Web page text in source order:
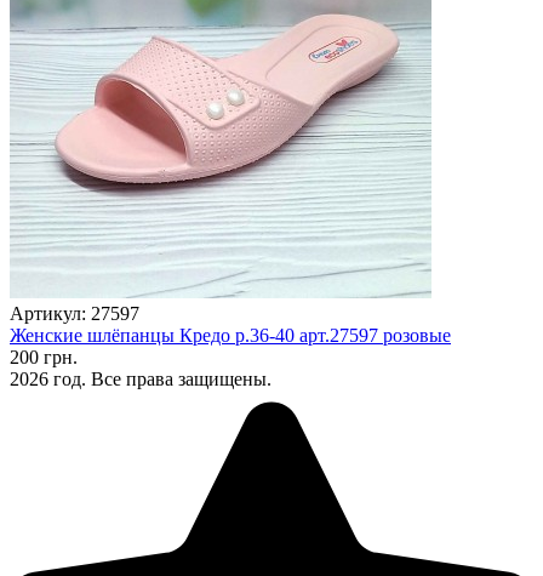
Артикул: 27597
Женские шлёпанцы Кредо р.36-40 арт.27597 розовые
200 грн.
2026 год. Все права защищены.